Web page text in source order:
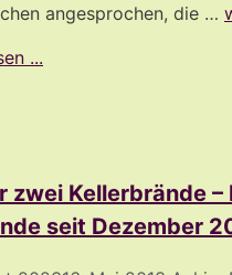
angesprochen, die …
...
zwei Kellerbrände –
seit Dezember